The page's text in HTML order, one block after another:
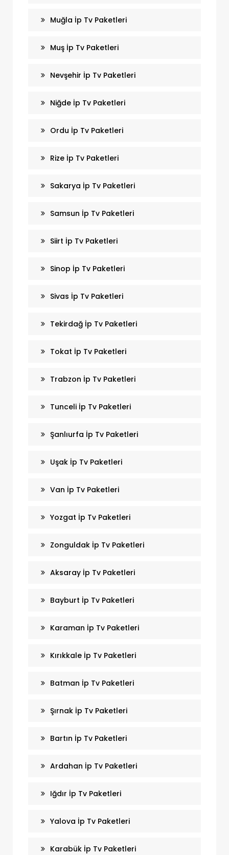
Muğla İp Tv Paketleri
Muş İp Tv Paketleri
Nevşehir İp Tv Paketleri
Niğde İp Tv Paketleri
Ordu İp Tv Paketleri
Rize İp Tv Paketleri
Sakarya İp Tv Paketleri
Samsun İp Tv Paketleri
Siirt İp Tv Paketleri
Sinop İp Tv Paketleri
Sivas İp Tv Paketleri
Tekirdağ İp Tv Paketleri
Tokat İp Tv Paketleri
Trabzon İp Tv Paketleri
Tunceli İp Tv Paketleri
Şanlıurfa İp Tv Paketleri
Uşak İp Tv Paketleri
Van İp Tv Paketleri
Yozgat İp Tv Paketleri
Zonguldak İp Tv Paketleri
Aksaray İp Tv Paketleri
Bayburt İp Tv Paketleri
Karaman İp Tv Paketleri
Kırıkkale İp Tv Paketleri
Batman İp Tv Paketleri
Şırnak İp Tv Paketleri
Bartın İp Tv Paketleri
Ardahan İp Tv Paketleri
Iğdır İp Tv Paketleri
Yalova İp Tv Paketleri
Karabük İp Tv Paketleri